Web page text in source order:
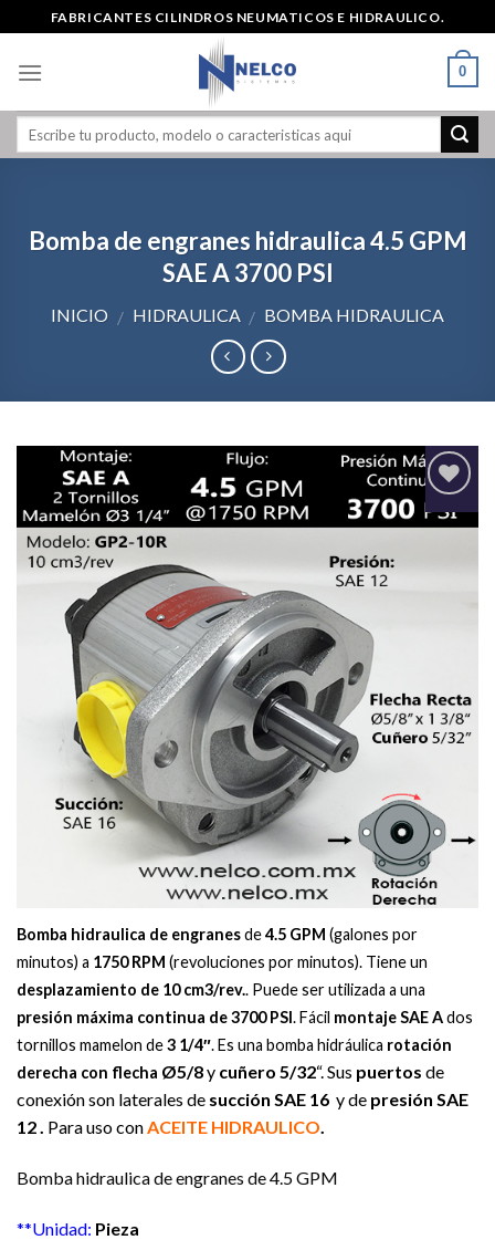
content
FABRICANTES CILINDROS NEUMATICOS E HIDRAULICO.
0
Bomba de engranes hidraulica 4.5 GPM
SAE A 3700 PSI
INICIO / HIDRAULICA / BOMBA HIDRAULICA
Agregar
Bomba hidraulica de engranesde4.5 GPM (galones por
minutos) a 1750 RPM (revoluciones por minutos). Tiene un
desplazamiento de 10cm3/rev.. Puede ser utilizada a una
presión máxima continua de 3700 PSI. Fácil montaje SAE Ados
tornillos mamelon de3 1/4″. Es una bomba hidráulica rotación
derecha con flecha Ø5/8y cuñero 5/32“. Sus puertos de
conexión son laterales de succión SAE 16 y de presión SAE
12 . Para uso conACEITE HIDRAULICO.
Bomba hidraulica de engranes de 4.5 GPM
**Unidad: Pieza